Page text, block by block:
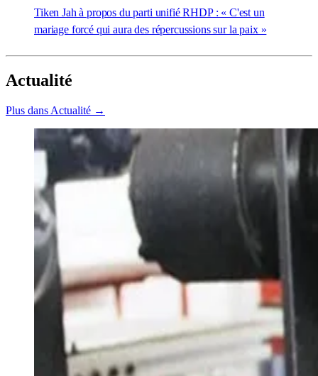
Tiken Jah à propos du parti unifié RHDP : « C'est un
mariage forcé qui aura des répercussions sur la paix »
Actualité
Plus dans Actualité →